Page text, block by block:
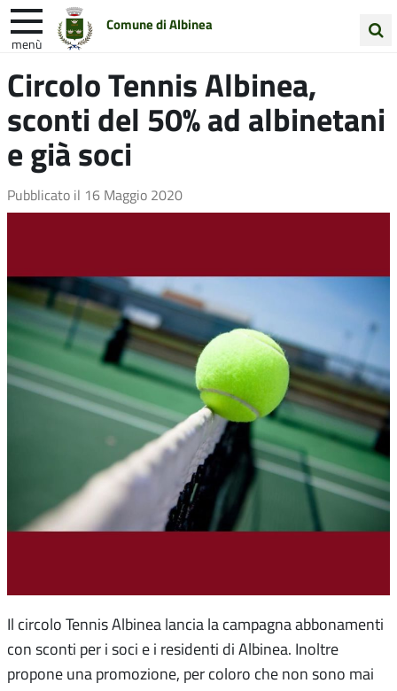
Comune di Albinea
menù
nel
sito
Entra in Comune Vivi Albinea
Unione Colline Matildiche
Circolo Tennis Albinea,
sconti del 50% ad albinetani
e già soci
Pubblicato il 16 Maggio 2020
Il circolo Tennis Albinea lancia la campagna abbonamenti
con sconti per i soci e i residenti di Albinea. Inoltre
propone una promozione, per coloro che non sono mai